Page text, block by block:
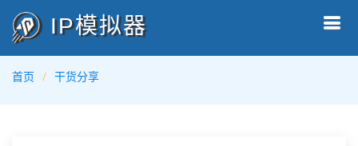
IP模拟器
首页 干货分享